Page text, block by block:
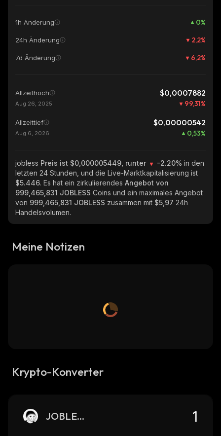
1h Änderung 0%
24h Änderung 2,2%
7d Änderung 6,2%
Allzeithoch $0,0007882
Aug 26, 2025 99,31%
Allzeittief $0,00000542
Aug 6, 2026 0,53%
jobless Preis ist $0,000005449, runter -2.20% in den
letzten 24 Stunden, und die Live-Marktkapitalisierung ist
$5.446. Es hat ein zirkulierendes Angebot von
999,465,831 JOBLESS Coins und ein maximales Angebot
von 999,465,831 JOBLESS zusammen mit $5,97 24h
Handelsvolumen.
Meine Notizen
Krypto-Konverter
JOBLESS